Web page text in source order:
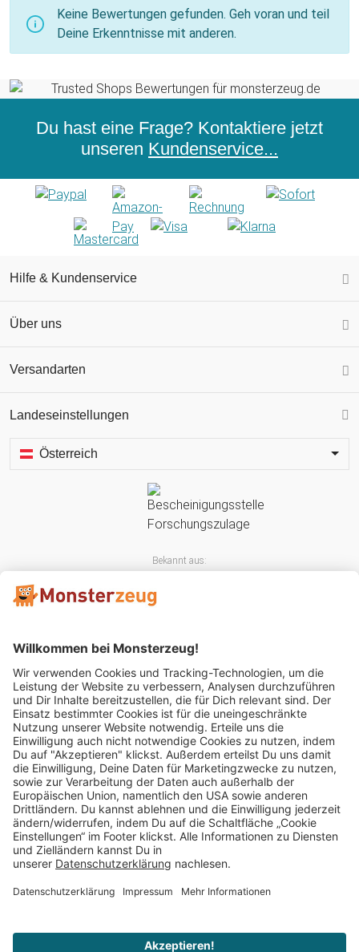
Keine Bewertungen gefunden. Geh voran und teil
Deine Erkenntnisse mit anderen.
Du hast eine Frage? Kontaktiere jetzt
unseren Kundenservice...
Hilfe & Kundenservice
Über uns
Versandarten
Landeseinstellungen
Österreich
Bekannt aus:
Mitglied im:
Impressum AGB Widerrufsbelehrung
Vertrag widerrufen